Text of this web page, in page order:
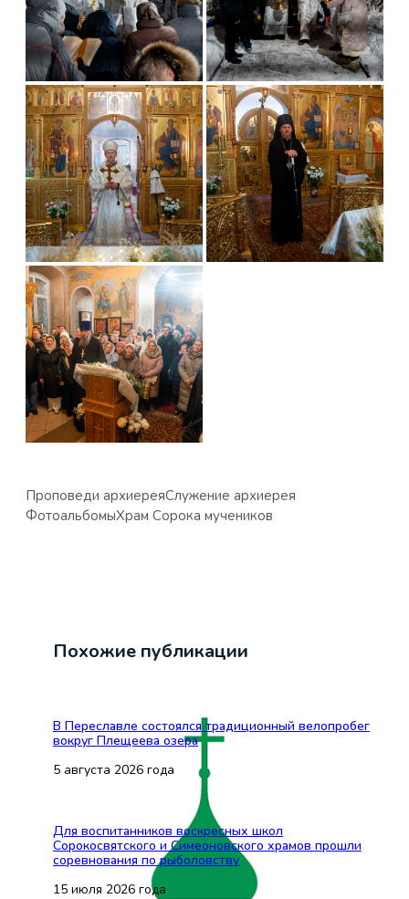
Проповеди архиереяСлужение архиерея
ФотоальбомыХрам Сорока мучеников
Похожие публикации
В Переславле состоялся традиционный велопробег
вокруг Плещеева озера
5 августа 2026 года
Для воспитанников воскресных школ
Сорокосвятского и Симеоновского храмов прошли
соревнования по рыболовству
15 июля 2026 года